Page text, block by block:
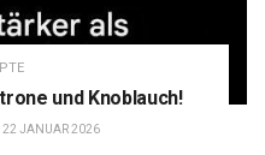
und Knoblauch!
22 JANUAR 2026